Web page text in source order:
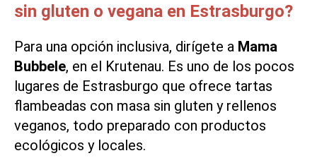
sin gluten o vegana en Estrasburgo?
Para una opción inclusiva, dirígete a Mama
Bubbele, en el Krutenau. Es uno de los pocos
lugares de Estrasburgo que ofrece tartas
flambeadas con masa sin gluten y rellenos
veganos, todo preparado con productos
ecológicos y locales.